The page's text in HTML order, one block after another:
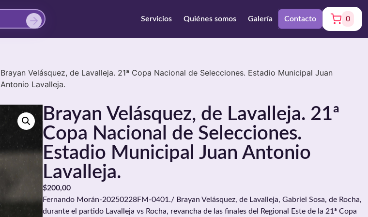
Servicios Quiénes somos Galería Contacto 0
Brayan Velásquez, de Lavalleja. 21ª Copa Nacional de Selecciones. Estadio Municipal Juan
Antonio Lavalleja.
Brayan Velásquez, de Lavalleja. 21ª
Copa Nacional de Selecciones.
Estadio Municipal Juan Antonio
Lavalleja.
$200,00
Fernando Morán-20250228FM-0401./ Brayan Velásquez, de Lavalleja, Gabriel Sosa, de Rocha,
durante el partido Lavalleja vs Rocha, revancha de las finales del Regional Este de la 21ª Copa